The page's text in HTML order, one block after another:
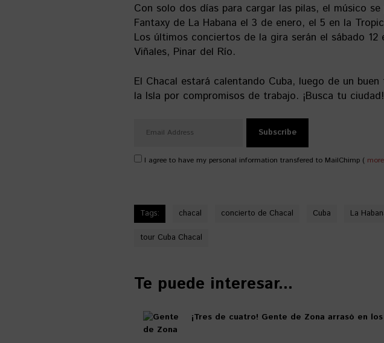
Con solo dos días para cargar las pilas, el músico
Fantaxy de La Habana el 3 de enero, el 5 en la
Los últimos conciertos de la gira serán el sábado 12
Viñales, Pinar del Río.
El Chacal estará calentando Cuba, luego de un
la Isla por compromisos de trabajo. ¡Busca tu ciudad!
I agree to have my personal information transfered to MailChimp (
Tags: chacal concierto de Chacal Cuba La
tour Cuba Chacal
Te puede interesar...
¡Tres de cuatro! Gente de Zona arrasó en